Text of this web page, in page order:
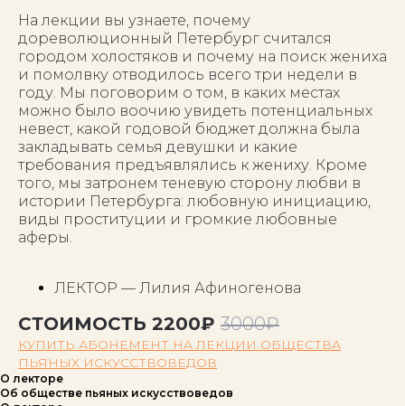
На лекции вы узнаете, почему
дореволюционный Петербург считался
городом холостяков и почему на поиск жениха
и помолвку отводилось всего три недели в
году. Мы поговорим о том, в каких местах
можно было воочию увидеть потенциальных
невест, какой годовой бюджет должна была
закладывать семья девушки и какие
требования предъявлялись к жениху. Кроме
того, мы затронем теневую сторону любви в
истории Петербурга: любовную инициацию,
виды проституции и громкие любовные
аферы.
ЛЕКТОР — Лилия Афиногенова
СТОИМОСТЬ 2200₽ 3000₽
КУПИТЬ АБОНЕМЕНТ НА ЛЕКЦИИ ОБЩЕСТВА
ПЬЯНЫХ ИСКУССТВОВЕДОВ
О лекторе
Об обществе пьяных искусствоведов